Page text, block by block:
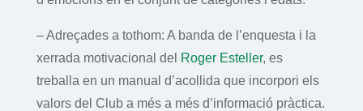
– Adreçades a tothom: A banda de l’enquesta i la
xerrada motivacional del Roger Esteller, es
treballa en un manual d’acollida que incorpori els
valors del Club a més a més d’informació pràctica.